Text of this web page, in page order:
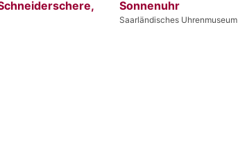
Sonnenuhr
Saarländisches Uhrenmuseum